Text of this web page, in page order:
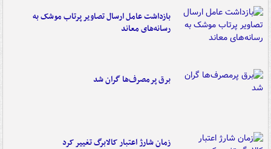
بازداشت عامل ارسال تصاویر پرتاب موشک به
رسانه‌های معاند
برق پرمصرف‌ها گران شد
زمان شارژ اعتبار کالابرگ تغییر کرد